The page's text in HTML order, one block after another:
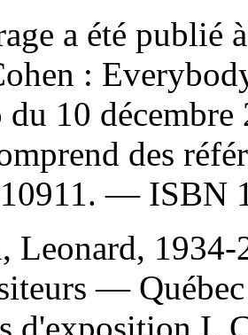
a été publié
:
10
des
. — ISBN
Leonard,
—
d'exposition I.